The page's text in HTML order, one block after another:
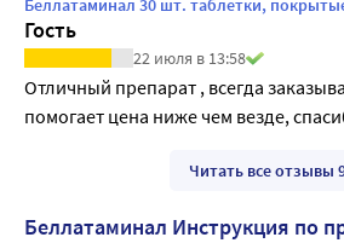
Беллатаминал 30 шт. таблетки,
Гость
22 июля в 13:58
Отличный препарат , всегда
помогает цена ниже чем везде,
Читать все отзывы
Беллатаминал Инструкция по